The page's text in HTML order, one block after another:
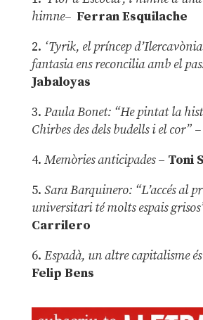
himne– Ferran Esquilache
2. ‘Tyrik, el príncep
fantasia ens reconcilia amb el
Jabaloyas
3. Paula Bonet: “He pintat la
Chirbes des dels budells i el cor” –
4. Memòries anticipades– Toni
5. Sara Barquinero: “L’accés al
universitari té molts espais
Carrilero
6. Espadà, un altre capitalisme
Felip Bens